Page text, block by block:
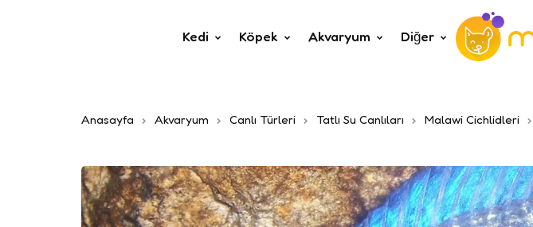
Kedi Köpek Akvaryum Diğer
Anasayfa Akvaryum Canlı Türleri Tatlı Su Canlıları Malawi Cichlidleri